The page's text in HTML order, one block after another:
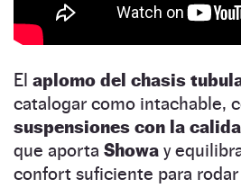
El aplomo del chasis
catalogar como intachable,
suspensiones con la
que aporta Showa y
confort suficiente para